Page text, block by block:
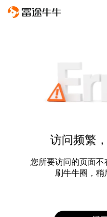
访问频繁
您所要访问的页面
刷牛牛圈，稍